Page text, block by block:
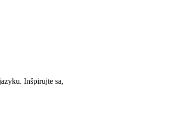
Inšpirujte sa,